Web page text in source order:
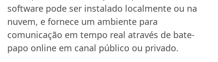
software pode ser instalado localmente ou na
nuvem, e fornece um ambiente para
comunicação em tempo real através de bate-
papo online em canal público ou privado.